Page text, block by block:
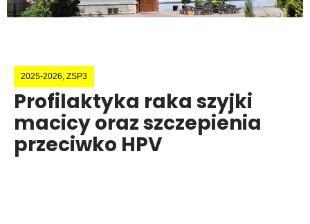
2025-2026 ZSP3
Profilaktyka raka szyjki
macicy oraz szczepienia
przeciwko HPV